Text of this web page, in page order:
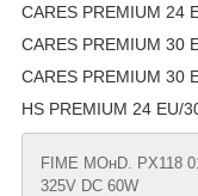
CARES PREMIUM 24
CARES PREMIUM 30
CARES PREMIUM 30
HS PREMIUM 24 EU/
FIME MOнD. PX118
325V DC 60W